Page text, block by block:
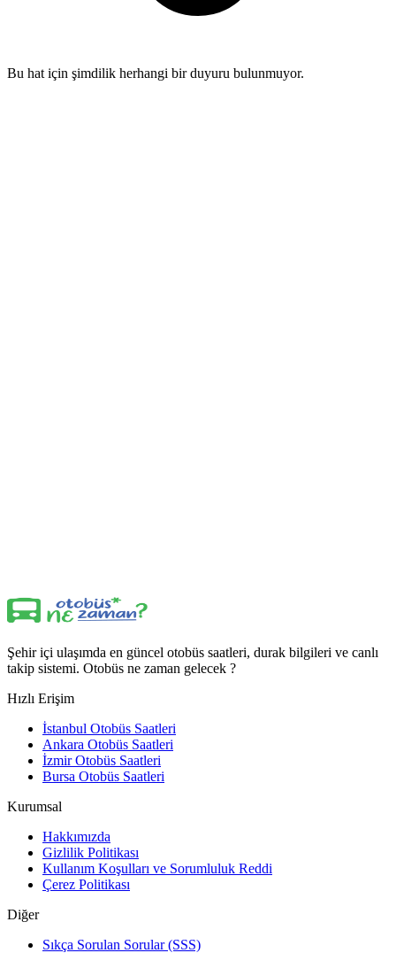
Bu hat için şimdilik herhangi bir duyuru bulunmuyor.
Şehir içi ulaşımda en güncel otobüs saatleri, durak bilgileri ve canlı
takip sistemi. Otobüs ne zaman gelecek ?
Hızlı Erişim
İstanbul Otobüs Saatleri
Ankara Otobüs Saatleri
İzmir Otobüs Saatleri
Bursa Otobüs Saatleri
Kurumsal
Hakkımızda
Gizlilik Politikası
Kullanım Koşulları ve Sorumluluk Reddi
Çerez Politikası
Diğer
Sıkça Sorulan Sorular (SSS)